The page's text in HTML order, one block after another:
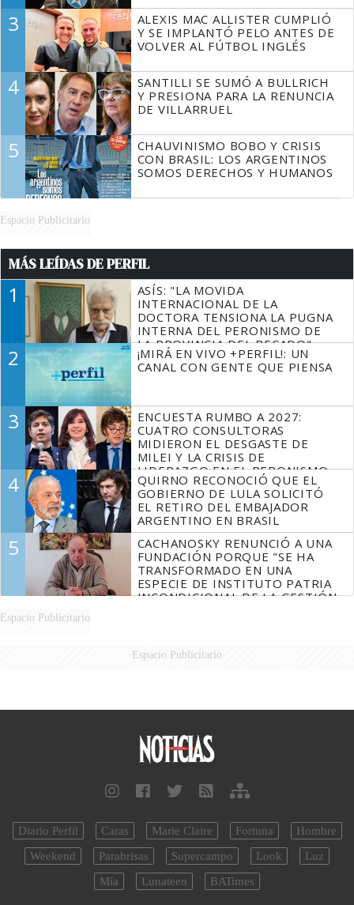
3
ALEXIS MAC ALLISTER CUMPLIÓ
Y SE IMPLANTÓ PELO ANTES DE
VOLVER AL FÚTBOL INGLÉS
4
SANTILLI SE SUMÓ A BULLRICH
Y PRESIONA PARA LA RENUNCIA
DE VILLARRUEL
5
CHAUVINISMO BOBO Y CRISIS
CON BRASIL: LOS ARGENTINOS
SOMOS DERECHOS Y HUMANOS
Espacio Publicitario
MÁS LEÍDAS DE PERFIL
1
ASÍS: "LA MOVIDA
INTERNACIONAL DE LA
DOCTORA TENSIONA LA PUGNA
INTERNA DEL PERONISMO DE
LA PROVINCIA DEL PECADO"
2
¡MIRÁ EN VIVO +PERFIL!: UN
CANAL CON GENTE QUE PIENSA
3
ENCUESTA RUMBO A 2027:
CUATRO CONSULTORAS
MIDIERON EL DESGASTE DE
MILEI Y LA CRISIS DE
LIDERAZGO EN EL PERONISMO
4
QUIRNO RECONOCIÓ QUE EL
GOBIERNO DE LULA SOLICITÓ
EL RETIRO DEL EMBAJADOR
ARGENTINO EN BRASIL
5
CACHANOSKY RENUNCIÓ A UNA
FUNDACIÓN PORQUE "SE HA
TRANSFORMADO EN UNA
ESPECIE DE INSTITUTO PATRIA
INCONDICIONAL DE LA GESTIÓN
Espacio Publicitario
Espacio Publicitario
Diario Perfil Caras Marie Claire Fortuna
Hombre
Weekend
Parabrisas Supercampo Look
Luz
Mía
Lunateen BATimes